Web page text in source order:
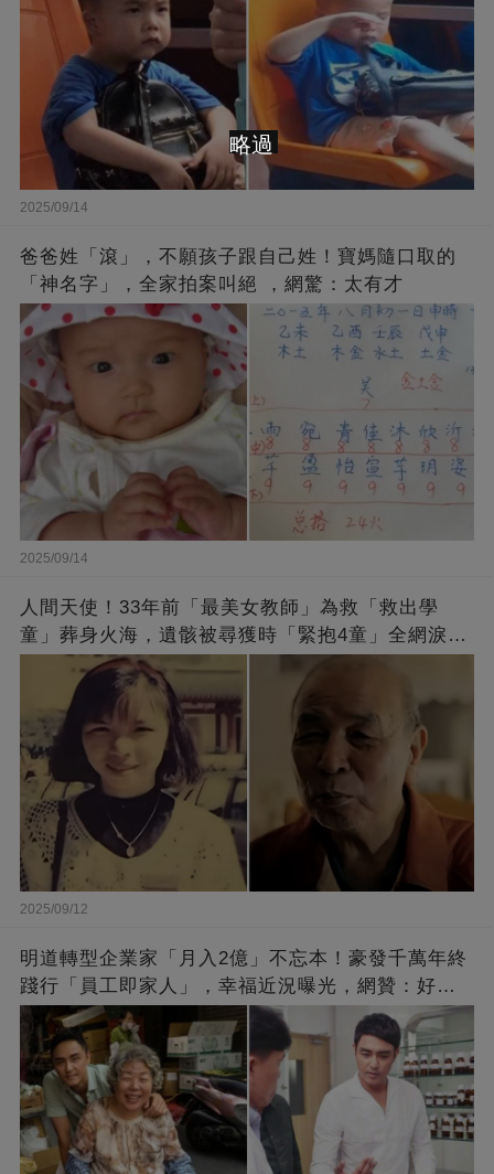
2025/09/14
爸爸姓「滾」，不願孩子跟自己姓！寶媽隨口取的
「神名字」，全家拍案叫絕 ，網驚：太有才
2025/09/14
人間天使！33年前「最美女教師」為救「救出學
童」葬身火海，遺骸被尋獲時「緊抱4童」全網淚
崩：真正的英雄不該被遺忘
2025/09/12
明道轉型企業家「月入2億」不忘本！豪發千萬年終
踐行「員工即家人」，幸福近況曝光，網贊：好老
闆的福報
略過